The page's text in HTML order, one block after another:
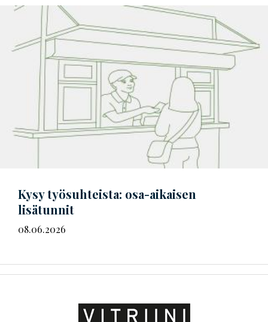
Kysy työsuhteista: osa-aikaisen
lisätunnit
08.06.2026